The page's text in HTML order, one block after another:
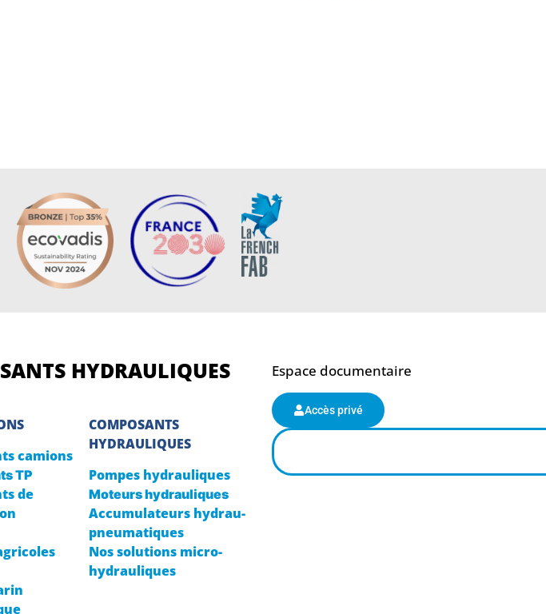
HYDRAULIQUES
camions
TP
de
COMPOSANTS
HYDRAULIQUES
Pompes hydrauliques
Moteurs hydrauliques
Accumulateurs hydrau-
pneumatiques
Nos solutions micro-
hydrauliques
Espace documentaire
Accès privé